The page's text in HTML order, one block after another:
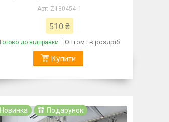
Z180454_1
510 ₴
Готово до відправки Оптом і в роздріб
Купити
Новинка Подарунок